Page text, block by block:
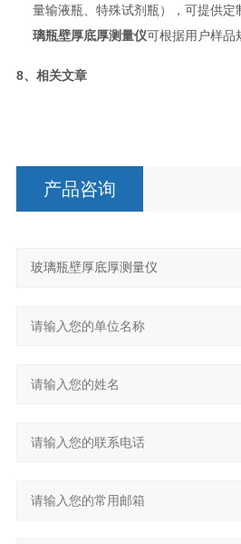
量输液瓶、特殊试剂瓶），可提供定
璃瓶壁厚底厚测量仪可根据用户样品
8、相关文章
产品咨询